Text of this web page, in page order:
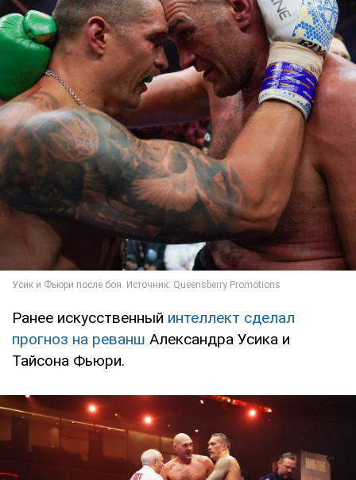
Ранее искусственный интеллект сделал
прогноз на реванш Александра Усика и
Тайсона Фьюри.